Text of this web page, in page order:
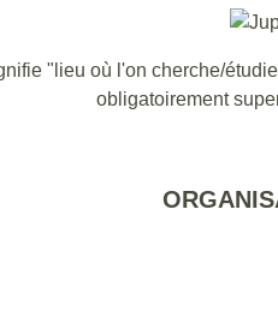
"lieu où l'on cherche/
obligatoirement